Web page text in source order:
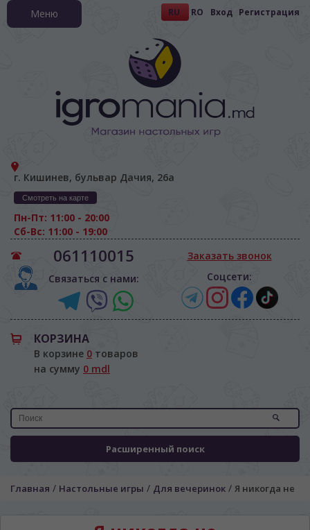
RU RO Вход Регистрация
г. Кишинев, бульвар Дачия, 26а
Смотреть на карте
Пн-Пт: 11:00 - 20:00
Сб-Вс: 11:00 - 19:00
061110015
Связаться с нами:
Заказать звонок
Соцсети:
КОРЗИНА
В корзине 0 товаров
на сумму 0 mdl
Расширенный поиск
Меню
Главная / Настольные игры / Для вечеринок / Я никогда не